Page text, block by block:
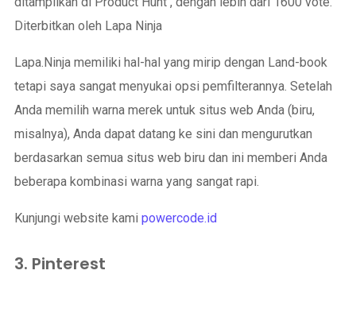
Diterbitkan oleh Lapa Ninja
Lapa.Ninja memiliki hal-hal yang mirip dengan Land-book
tetapi saya sangat menyukai opsi pemfilterannya. Setelah
Anda memilih warna merek untuk situs web Anda (biru,
misalnya), Anda dapat datang ke sini dan mengurutkan
berdasarkan semua situs web biru dan ini memberi Anda
beberapa kombinasi warna yang sangat rapi.
Kunjungi website kami powercode.id
3. Pinterest